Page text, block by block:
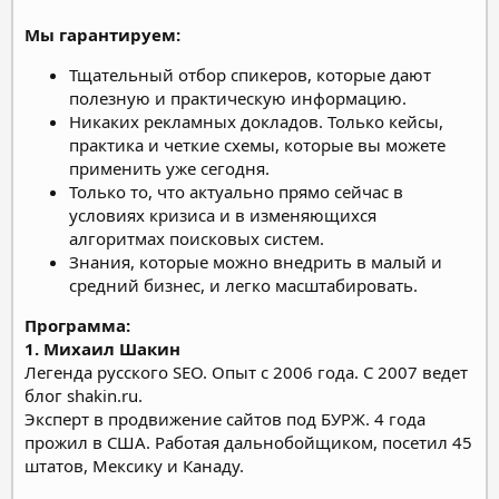
Мы гарантируем:
Тщательный отбор спикеров, которые дают
полезную и практическую информацию.
Никаких рекламных докладов. Только кейсы,
практика и четкие схемы, которые вы можете
применить уже сегодня.
Только то, что актуально прямо сейчас в
условиях кризиса и в изменяющихся
алгоритмах поисковых систем.
Знания, которые можно внедрить в малый и
средний бизнес, и легко масштабировать.
Программа:
1. Михаил Шакин
Легенда русского SEO. Опыт с 2006 года. С 2007 ведет
блог shakin.ru.
Эксперт в продвижение сайтов под БУРЖ. 4 года
прожил в США. Работая дальнобойщиком, посетил 45
штатов, Мексику и Канаду.